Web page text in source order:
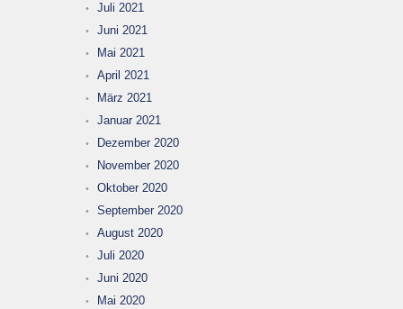
Juli 2021
Juni 2021
Mai 2021
April 2021
März 2021
Januar 2021
Dezember 2020
November 2020
Oktober 2020
September 2020
August 2020
Juli 2020
Juni 2020
Mai 2020